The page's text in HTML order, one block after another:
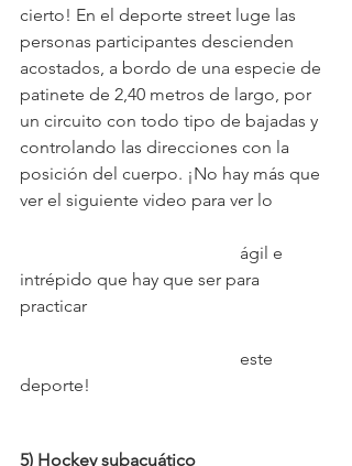
cierto! En el deporte street luge las
personas participantes descienden
acostados, a bordo de una especie de
patinete de 2,40 metros de largo, por
un circuito con todo tipo de bajadas y
controlando las direcciones con la
posición del cuerpo. ¡No hay más que
intrépido que hay que ser para
practicar
deporte!
5) Hockey subacuático